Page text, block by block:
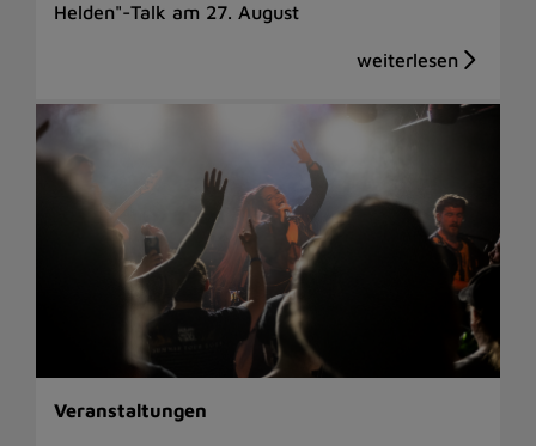
Helden"-Talk am 27. August
Veranstaltungen